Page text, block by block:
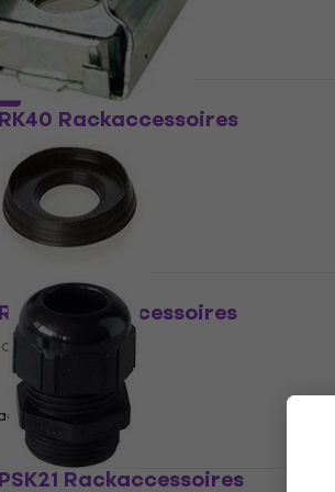
Rackaccessoires
Rackaccessoires
Rackaccessoires